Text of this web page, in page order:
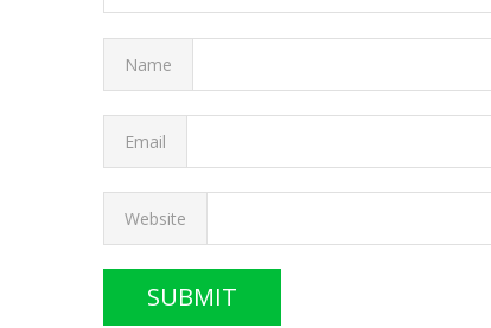
Name
Email
Website